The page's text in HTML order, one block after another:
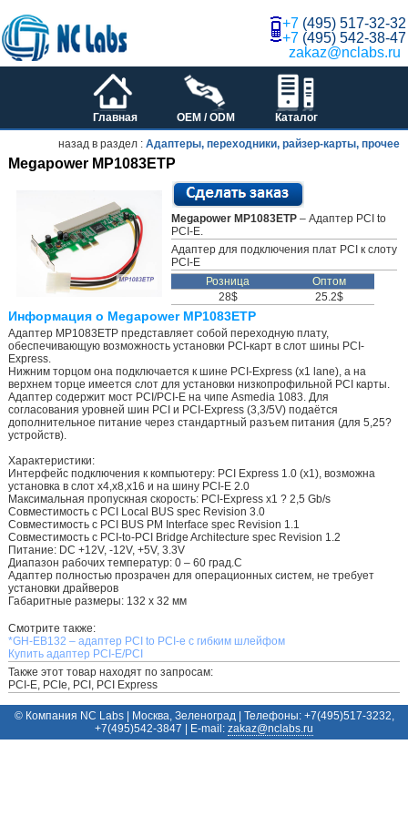
+7 (495) 517-32-32
+7 (495) 542-38-47
zakaz@nclabs.ru
Главная OEM / ODM Каталог
назад в раздел :Адаптеры, переходники, райзер-карты, прочее
Megapower MP1083ETP
Megapower MP1083ETP– Адаптер PCI to
PCI-E.
Адаптер для подключения плат PCI к слоту
PCI-E
Розница
Оптом
28$
25.2$
Информация о Megapower MP1083ETP
Адаптер MP1083ETP представляет собой переходную плату,
обеспечивающую возможность установки PCI-карт в слот шины PCI-
Express.
Нижним торцом она подключается к шине PCI-Express (x1 lane), а на
верхнем торце имеется слот для установки низкопрофильной PCI карты.
Адаптер содержит мост PCI/PCI-E на чипе Asmedia 1083. Для
согласования уровней шин PCI и PCI-Express (3,3/5V) подаётся
дополнительное питание через стандартный разъем питания (для 5,25?
устройств).
Характеристики:
Интерфейс подключения к компьютеру: PCI Express 1.0 (x1), возможна
установка в слот x4,x8,x16 и на шину PCI-E 2.0
Максимальная пропускная скорость: PCI-Express x1 ? 2,5 Gb/s
Совместимость с PCI Local BUS spec Revision 3.0
Совместимость с PCI BUS PM Interface spec Revision 1.1
Совместимость с PCI-to-PCI Bridge Architecture spec Revision 1.2
Питание: DC +12V, -12V, +5V, 3.3V
Диапазон рабочих температур: 0 – 60 град.С
Адаптер полностью прозрачен для операционных систем, не требует
установки драйверов
Габаритные размеры: 132 x 32 мм
Смотрите также:
*GH-EB132 – адаптер PCI to PCI-e с гибким шлейфом
Купить адаптер PCI-E/PCI
Также этот товар находят по запросам:
PCI-E, PCIe, PCI, PCI Express
© Компания NC Labs | Москва, Зеленоград | Телефоны: +7(495)517-3232,
+7(495)542-3847 | E-mail: ur.sbalcn@zakaz